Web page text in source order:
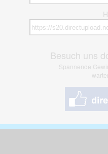
Besuch uns
Spannende